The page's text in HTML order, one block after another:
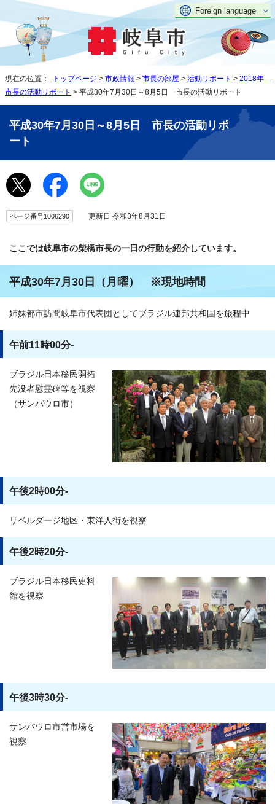
Foreign language
現在の位置： トップページ > 市政情報 > 市長の部屋 > 活動リポート > 2018年
市長の活動リポート > 平成30年7月30日～8月5日 市長の活動リポート
平成30年7月30日～8月5日 市長の活動リポ
ート
ページ番号1006290 更新日 令和3年8月31日
ここでは岐阜市の柴橋市長の一日の行動を紹介しています。
平成30年7月30日（月曜） ※現地時間
姉妹都市訪問岐阜市代表団としてブラジル連邦共和国を旅程中
午前11時00分-
ブラジル日本移民開拓
先没者慰霊碑等を視察
（サンパウロ市）
午後2時00分-
リベルダージ地区・東洋人街を視察
午後2時20分-
ブラジル日本移民史料
館を視察
午後3時30分-
サンパウロ市営市場を
視察